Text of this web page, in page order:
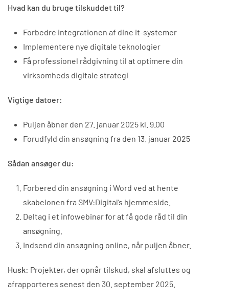
skridt
digitaliseringen?
Hvad kan du bruge tilskuddet til?
Forbedre integrationen af dine it-systemer
Implementere nye digitale teknologier
Få professionel rådgivning til at optimere din
virksomheds digitale strategi
Vigtige datoer:
Puljen åbner den 27. januar 2025 kl. 9.00
Forudfyld din ansøgning fra den 13. januar 2025
Sådan ansøger du:
Forbered din ansøgning i Word ved at hente
skabelonen fra SMV:Digital’s hjemmeside.
Deltag i et infowebinar for at få gode råd til din
ansøgning.
Indsend din ansøgning online, når puljen åbner.
Husk: Projekter, der opnår tilskud, skal afsluttes og
afrapporteres senest den 30. september 2025.